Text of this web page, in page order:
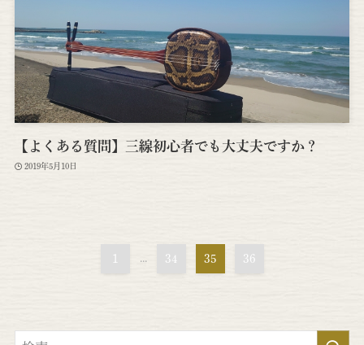
【よくある質問】三線初心者でも大丈夫ですか？
2019年5月10日
1 ... 34 35 36